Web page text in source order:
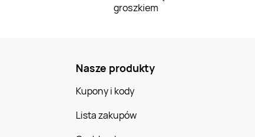
groszkiem
Nasze produkty
Kupony i kody
Lista zakupów